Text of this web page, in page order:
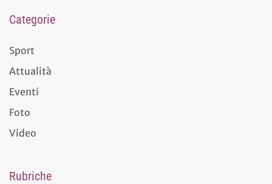
Categorie
Sport
Attualità
Eventi
Foto
Video
Rubriche